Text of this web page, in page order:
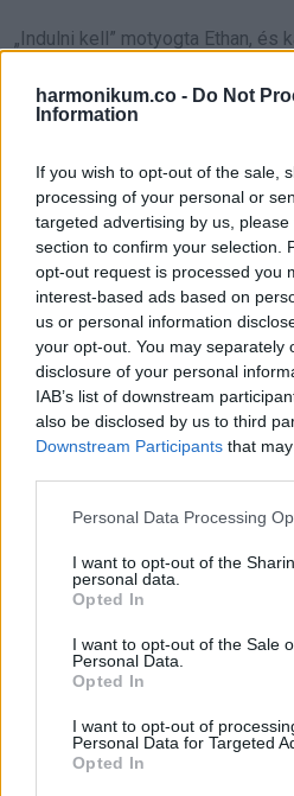
harmonikum.co - Do Not
Information
If you wish to opt-out of the sale,
processing of your personal or
targeted advertising by us,
section to confirm your selection.
opt-out request is processed you
interest-based ads based on
us or personal information
your opt-out. You may separately
disclosure of your personal
IAB’s list of downstream
also be disclosed by us to third
Downstream Participants that
Please note that this website/app
not limited to your visit or usage
grant or deny consent to Google
use your data for below specified
consent section.
Personal Data Processing
I want to opt-out of the
personal data.
Opted In
I want to opt-out of the Sale
Personal Data.
Opted In
I want to opt-out of
Personal Data for Targeted
Opted In
„Indulni kell” motyogta Ethan,
De az ajtó kinyílt.
Egy magas, jól öltözött férfi szállt
majd Ethanra fixált.
Aztán a másik ajtó is kinyílt.
Egy nő lépett ki óvatosan, egyik
Ethan megdermedt.
Azonnal felismerte.
Ethan pulzusa felszökött.
„Én, én nem loptam semmit”
„Senki nem vádol semmivel”
vagyok.”